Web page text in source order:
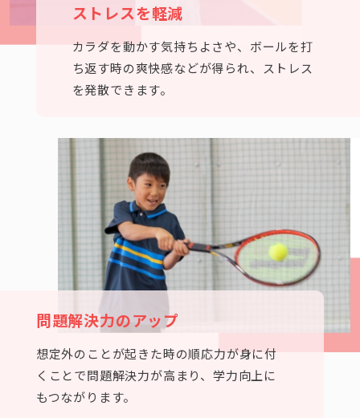
ストレスを軽減
カラダを動かす気持ちよさや、ボールを打
ち返す時の爽快感などが得られ、ストレス
を発散できます。
問題解決力のアップ
想定外のことが起きた時の順応力が身に付
くことで問題解決力が高まり、学力向上に
もつながります。